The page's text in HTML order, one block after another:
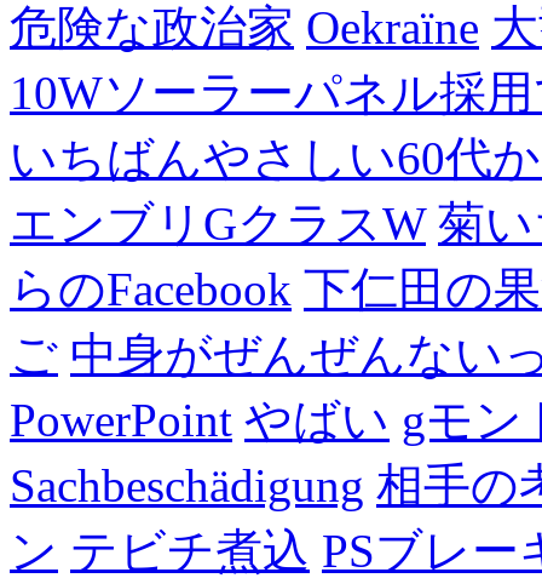
危険な政治家 Oekraïne
10Wソーラーパネル採
いちばんやさしい60代
エンブリGクラスW 菊
らのFacebook 下仁田の
ご 中身がぜんぜんない
PowerPoint やばい gモン
Sachbeschädigung 相手の
ン テビチ煮込 PSブレー